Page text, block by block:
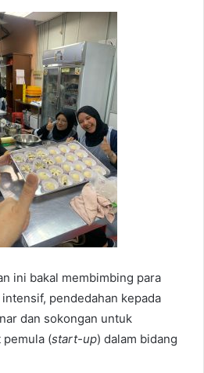
ini bakal membimbing para
pendedahan kepada
dan sokongan untuk
pemula (start-up) dalam bidang